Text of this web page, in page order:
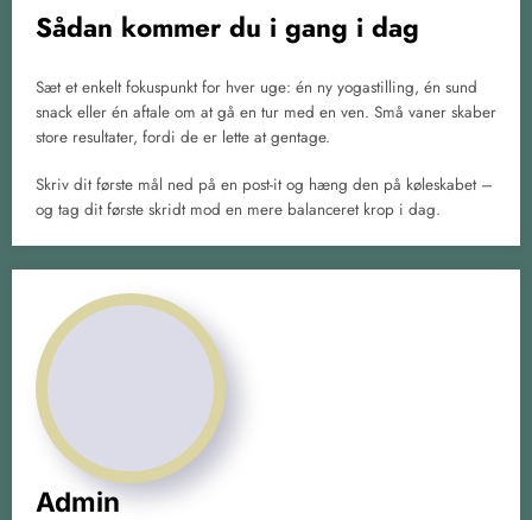
Sådan kommer du i gang i dag
Sæt et enkelt fokuspunkt for hver uge: én ny yoga­stilling, én sund
snack eller én aftale om at gå en tur med en ven. Små vaner skaber
store resultater, fordi de er lette at gentage.
Skriv dit første mål ned på en post-it og hæng den på køleskabet –
og tag dit første skridt mod en mere balanceret krop i dag.
Admin